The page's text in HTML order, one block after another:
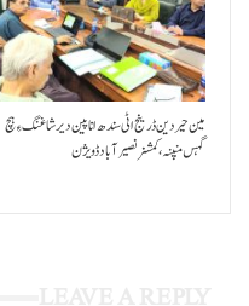
مین حیردین ڈرینج اٹی سندھ انا پین دیر شاغنگ ءِ ہچ
گہس منپنہ،کمشنر نصیرآباد ڈویژن